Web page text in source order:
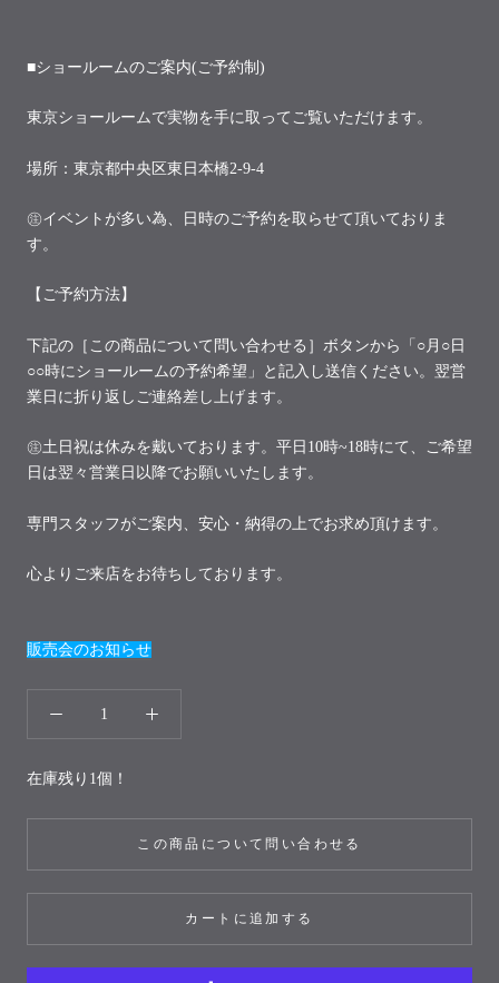
■ショールームのご案内(ご予約制)
東京ショールームで実物を手に取ってご覧いただけます。
場所：東京都中央区東日本橋2-9-4
㊟イベントが多い為、日時のご予約を取らせて頂いておりま
す。
【ご予約方法】
下記の［この商品について問い合わせる］ボタンから「○月○日
○○時にショールームの予約希望」と記入し送信ください。翌営
業日に折り返しご連絡差し上げます。
㊟土日祝は休みを戴いております。平日10時~18時にて、ご希望
日は翌々営業日以降でお願いいたします。
専門スタッフがご案内、安心・納得の上でお求め頂けます。
心よりご来店をお待ちしております。
販売会のお知らせ
在庫残り1個！
この商品について問い合わせる
カートに追加する